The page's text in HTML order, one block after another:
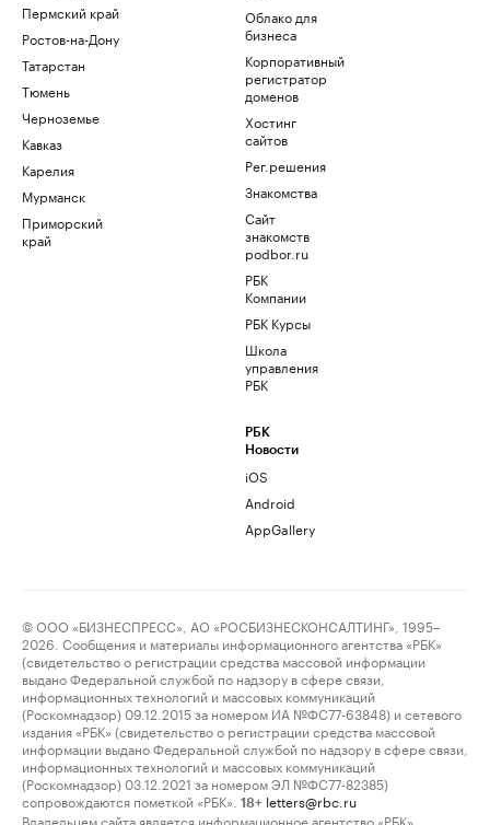
Пермский край
Ростов-на-Дону
Татарстан
Тюмень
Черноземье
Кавказ
Карелия
Мурманск
Приморский
край
Облако для
бизнеса
Корпоративный
регистратор
доменов
Хостинг
сайтов
Рег.решения
Знакомства
Сайт
знакомств
podbor.ru
РБК
Компании
РБК Курсы
Школа
управления
РБК
РБК
Новости
iOS
Android
AppGallery
© ООО «БИЗНЕСПРЕСС», АО «РОСБИЗНЕСКОНСАЛТИНГ», 1995–
2026. Сообщения и материалы информационного агентства «РБК»
(свидетельство о регистрации средства массовой информации
выдано Федеральной службой по надзору в сфере связи,
информационных технологий и массовых коммуникаций
(Роскомнадзор) 09.12.2015 за номером ИА №ФС77-63848) и сетевого
издания «РБК» (свидетельство о регистрации средства массовой
информации выдано Федеральной службой по надзору в сфере связи,
информационных технологий и массовых коммуникаций
(Роскомнадзор) 03.12.2021 за номером ЭЛ №ФС77-82385)
сопровождаются пометкой «РБК».
18+ letters@rbc.ru
Владельцем сайта является информационное агентство «РБК».